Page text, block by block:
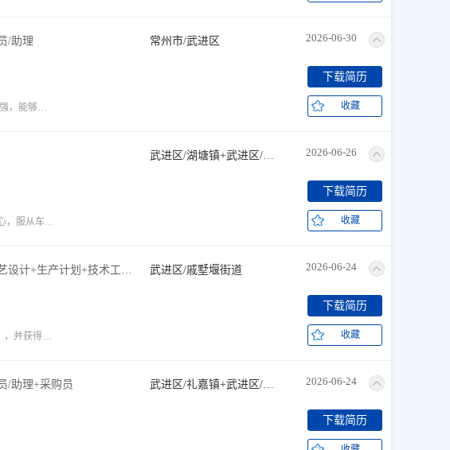
/助理 常州市/武进区 2026-06-30
1. 稳定踏实、不频繁跳槽，适合长期办公室文职岗位； 2. 抗压能力强，能够胜任阶段性材料汇总、年底总结类工作； 3. 执行力强，服从安排，守时靠谱，适配国企工作氛围。
下载简历
收藏
武进区/湖塘镇+武进区/遥观镇+武进区/横林镇 2026-06-26
本人22年电子厂普工经验，熟练产品组装、外观质检，做事踏实细心，服从车间管理，出勤稳定长期在岗，适配坐班轻体力长白班岗位，意向湖塘、遥观、横林周边工作，随时入职。
下载简历
收藏
质量管理+工艺设计+生产计划+技术工程师+汽车设计工程师 武进区/戚墅堰街道 2026-06-24
1.热衷持续学习，大学期间成绩排名一直在班级前十（班级有46人），并获得校级一等奖学金； 2.善于组织协调，作为文娱委员，安排文娱活动，协调节目排练，活跃班级气氛，成功组织活动十余场； 3.深入了解高端装备及动力产品制造流程与先进工艺，曾参观中信重工、大阳摩托等知名企业； 4.出色的的团队管理、沟通协调与抗压能力，细节洞察，精准决策。作为学院女篮队长，全面负责球队招募、训练计划与赛场指挥，带领队伍多次出战校级比赛。
下载简历
收藏
/助理+采购员 武进区/礼嘉镇+武进区/高新区 2026-06-24
下载简历